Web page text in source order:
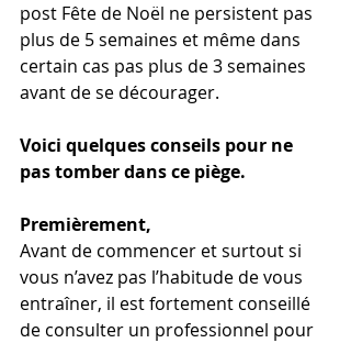
post Fête de Noël ne persistent pas
plus de 5 semaines et même dans
certain cas pas plus de 3 semaines
avant de se décourager.
Voici quelques conseils pour ne
pas tomber dans ce piège.
Premièrement,
Avant de commencer et surtout si
vous n’avez pas l’habitude de vous
entraîner, il est fortement conseillé
de consulter un professionnel pour